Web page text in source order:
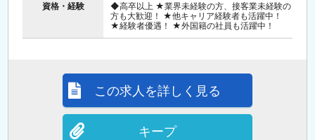
資格・経験
◆高卒以上 ★業界未経験の方、接客業未経験の
方も大歓迎！ ★他キャリア経験者も活躍中！
★経験者優遇！ ★外国籍の社員も活躍中！
この求人を詳しく見る
キープ